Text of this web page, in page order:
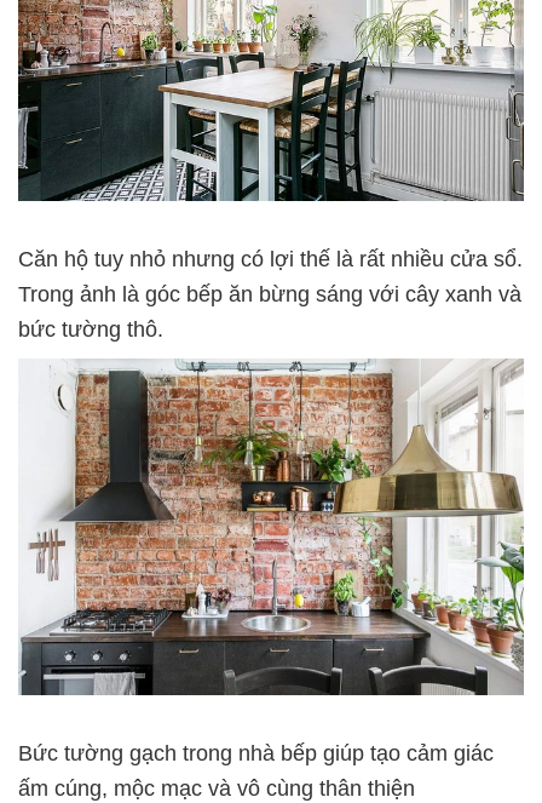
Căn hộ tuy nhỏ nhưng có lợi thế là rất nhiều cửa sổ.
Trong ảnh là góc bếp ăn bừng sáng với cây xanh và
bức tường thô.
Bức tường gạch trong nhà bếp giúp tạo cảm giác
ấm cúng, mộc mạc và vô cùng thân thiện